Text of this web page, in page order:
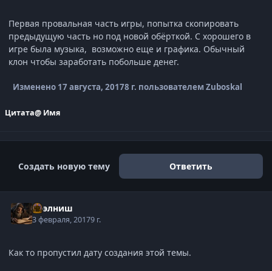
Первая провальная часть игры, попытка скопировать
предыдущую часть но под новой обёрткой. С хорошего в
игре была музыка, возможно еще и графика. Обычный
клон чтобы заработать побольше денег.
Изменено 17 августа, 20178 г. пользователем Zuboskal
Цитата@ Имя
Создать новую тему Ответить
Нээлниш
3 февраля, 20179 г.
Как то пропустил дату создания этой темы.